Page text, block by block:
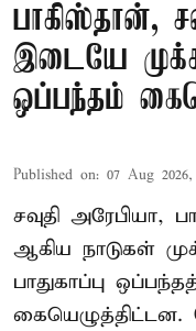
பாகிஸ்தான்,
இடையே
ஒப்பந்தம்
Published on: 07 Aug
சவுதி அரேபியா,
ஆகிய நாடுகள்
பாதுகாப்பு
கையெழுத்திட்டன.